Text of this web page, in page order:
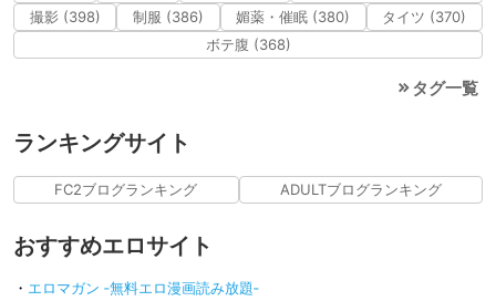
撮影 (398)
制服 (386) 媚薬・催眠 (380)
タイツ (370)
ボテ腹 (368)
タグ一覧
ランキングサイト
FC2ブログランキング ADULTブログランキング
おすすめエロサイト
・ エロマガン ‐無料エロ漫画読み放題‐